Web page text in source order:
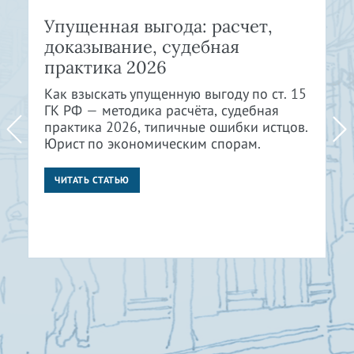
Упущенная выгода: расчет,
доказывание, судебная
практика 2026
Как взыскать упущенную выгоду по ст. 15
ГК РФ — методика расчёта, судебная
практика 2026, типичные ошибки истцов.
Юрист по экономическим спорам.
ЧИТАТЬ СТАТЬЮ